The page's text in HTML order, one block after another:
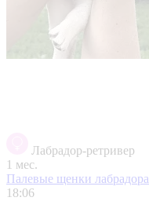
Лабрадор-ретривер
1 мес.
Палевые щенки лабрадора
18:06